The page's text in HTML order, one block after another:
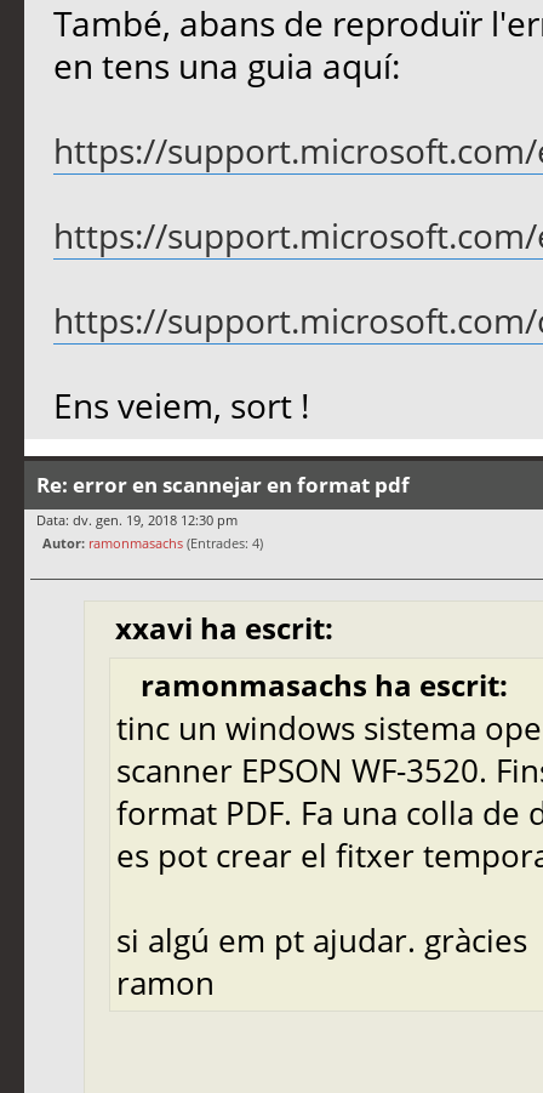
També, abans de reproduïr
en tens una guia aquí:
https://
https://
https://support.microsoft.com/
Ens veiem, sort !
Re: error en scannejar en format pdf
Data: dv. gen. 19, 2018 12:30 pm
Autor: ramonmasachs (Entrades: 4)
xxavi ha escrit:
ramonmasachs ha escrit:
tinc un windows sistema
scanner EPSON WF-3520.
format PDF. Fa una colla
es pot crear el fitxer
si algú em pt ajudar. gràcies
ramon